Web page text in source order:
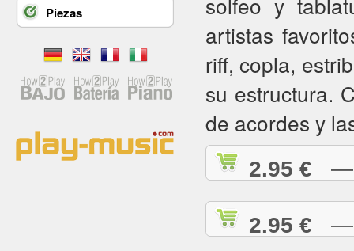
Piezas
artistas
riff, copla,
su estructura.
de acordes y
2.95 € —
2.95 € —